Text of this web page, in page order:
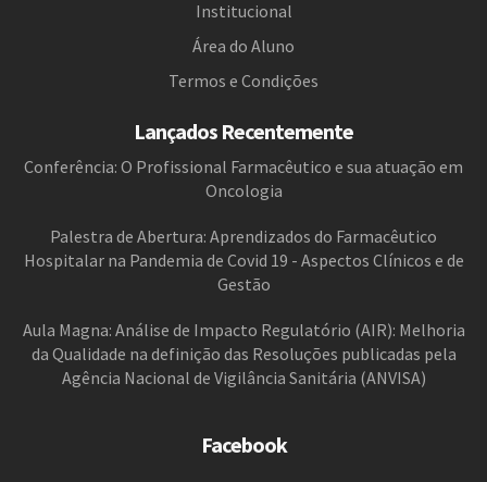
Institucional
Área do Aluno
Termos e Condições
Lançados Recentemente
Conferência: O Profissional Farmacêutico e sua atuação em
Oncologia
Palestra de Abertura: Aprendizados do Farmacêutico
Hospitalar na Pandemia de Covid 19 - Aspectos Clínicos e de
Gestão
Aula Magna: Análise de Impacto Regulatório (AIR): Melhoria
da Qualidade na definição das Resoluções publicadas pela
Agência Nacional de Vigilância Sanitária (ANVISA)
Facebook